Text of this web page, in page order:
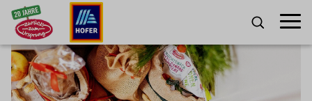
Zum Inhalt
SUCHE